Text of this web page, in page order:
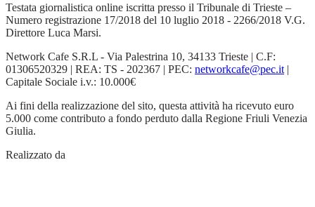
Testata giornalistica online iscritta presso il Tribunale di Trieste –
Numero registrazione 17/2018 del 10 luglio 2018 - 2266/2018 V.G.
Direttore Luca Marsi.
Network Cafe S.R.L - Via Palestrina 10, 34133 Trieste | C.F:
01306520329 | REA: TS - 202367 | PEC: networkcafe@pec.it |
Capitale Sociale i.v.: 10.000€
Ai fini della realizzazione del sito, questa attività ha ricevuto euro
5.000 come contributo a fondo perduto dalla Regione Friuli Venezia
Giulia.
Realizzato da